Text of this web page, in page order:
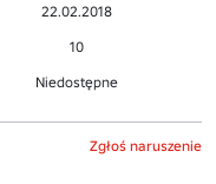
22.02.2018
10
Niedostępne
Zgłoś naruszenie